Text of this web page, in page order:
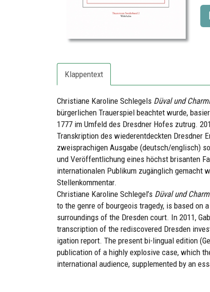
Klappentext
Christiane Karoline Schlegels Düval und
bürgerlichen Trauerspiel beachtet wurde,
1777 im Umfeld des Dresdner Hofes zutrug.
Transkription des wiederentdeckten Dresdner
zweisprachigen Ausgabe (deutsch/englisch)
und Veröffentlichung eines höchst brisanten
internationalen Publikum zugänglich gemacht
Stellenkommentar.
Christiane Karoline Schlegel’s Düval und
to the genre of bourgeois tragedy, is based on
surroundings of the Dresden court. In 2011,
transcription of the rediscovered Dresden
igation report. The present bi-lingual edition
publication of a highly explosive case, which
international audience, supplemented by an